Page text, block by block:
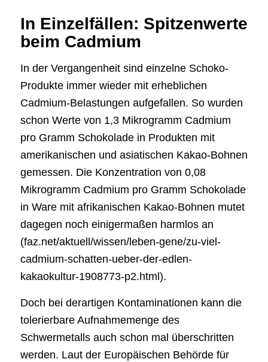
In Einzelfällen: Spitzenwerte
beim Cadmium
In der Vergangenheit sind einzelne Schoko-
Produkte immer wieder mit erheblichen
Cadmium-Belastungen aufgefallen. So wurden
schon Werte von 1,3 Mikrogramm Cadmium
pro Gramm Schokolade in Produkten mit
amerikanischen und asiatischen Kakao-Bohnen
gemessen. Die Konzentration von 0,08
Mikrogramm Cadmium pro Gramm Schokolade
in Ware mit afrikanischen Kakao-Bohnen mutet
dagegen noch einigermaßen harmlos an
(faz.net/aktuell/wissen/leben-gene/zu-viel-
cadmium-schatten-ueber-der-edlen-
kakaokultur-1908773-p2.html).
Doch bei derartigen Kontaminationen kann die
tolerierbare Aufnahmemenge des
Schwermetalls auch schon mal überschritten
werden. Laut der Europäischen Behörde für